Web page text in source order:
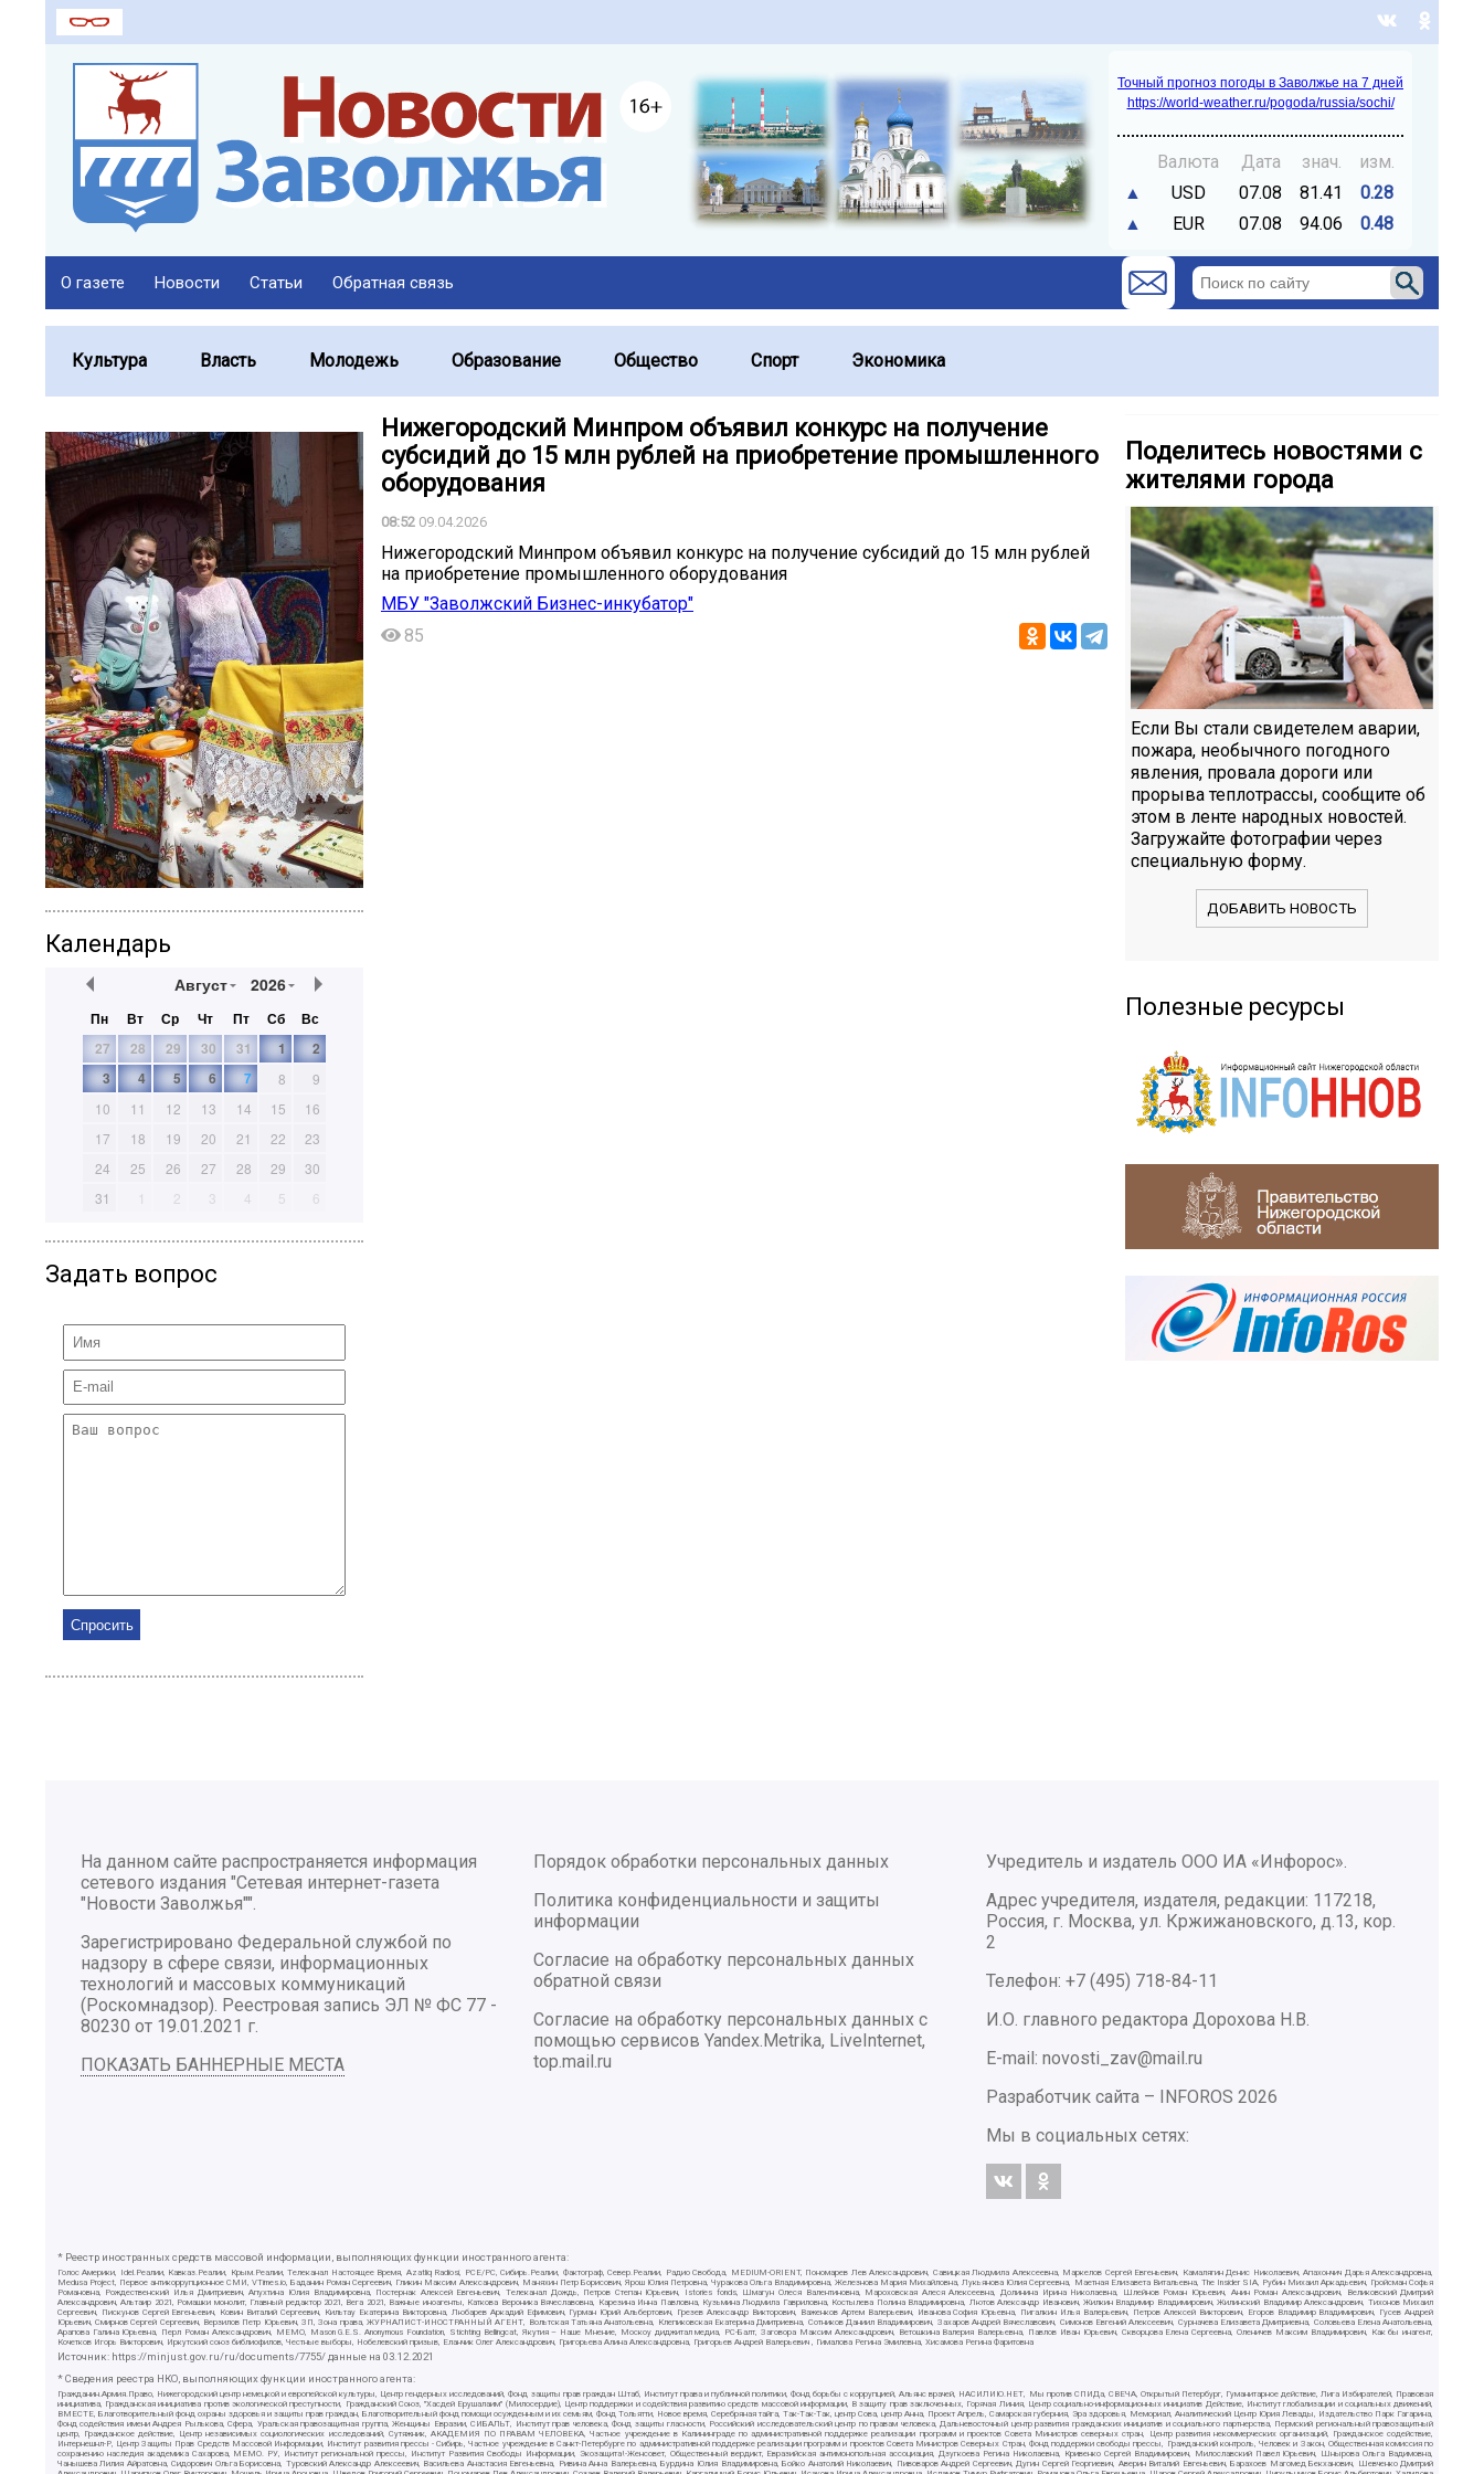
Точный прогноз погоды в Заволжье на 7 дней
https://world-weather.ru/pogoda/russia/sochi/
Валюта Дата знач.
изм.
▲
USD 07.08 81.41
0.28
▲
EUR 07.08 94.06 0.48
О газете Новости Статьи Обратная связь
Культура Власть Молодежь Образование Общество Спорт Экономика
Календарь
Август 2026
Пн Вт Ср Чт Пт Сб
Вс
27
28 29 30 31 1
2
3
4 5 6 7 8
9
10
11 12 13 14 15
16
17
18 19 20 21 22
23
24
25 26 27 28 29
30
31
1 2 3 4 5 6
Задать вопрос
Нижегородский Минпром объявил конкурс на получение
субсидий до 15 млн рублей на приобретение промышленного
оборудования
08:52 09.04.2026
Нижегородский Минпром объявил конкурс на получение субсидий до 15 млн рублей
на приобретение промышленного оборудования
МБУ "Заволжский Бизнес-инкубатор"
85
Поделитесь новостями с
жителями города
Если Вы стали свидетелем аварии,
пожара, необычного погодного
явления, провала дороги или
прорыва теплотрассы, сообщите об
этом в ленте народных новостей.
Загружайте фотографии через
специальную форму.
ДОБАВИТЬ НОВОСТЬ
Полезные ресурсы
На данном сайте распространяется информация
сетевого издания "Сетевая интернет-газета
"Новости Заволжья"".
Зарегистрировано Федеральной службой по
надзору в сфере связи, информационных
технологий и массовых коммуникаций
(Роскомнадзор). Реестровая запись ЭЛ № ФС 77 -
80230 от 19.01.2021 г.
ПОКАЗАТЬ БАННЕРНЫЕ МЕСТА
Порядок обработки персональных данных
Политика конфиденциальности и защиты
информации
Согласие на обработку персональных данных
обратной связи
Согласие на обработку персональных данных с
помощью сервисов Yandex.Metrika, LiveInternet,
top.mail.ru
Учредитель и издатель ООО ИА «Инфорос».
Адрес учредителя, издателя, редакции: 117218,
Россия, г. Москва, ул. Кржижановского, д.13, кор.
2
Телефон: +7 (495) 718-84-11
И.О. главного редактора Дорохова Н.В.
E-mail: novosti_zav@mail.ru
Разработчик сайта –
INFOROS 2026
Мы в социальных сетях:
* Реестр иностранных средств массовой информации, выполняющих функции иностранного агента:
Голос Америки, Idel.Реалии, Кавказ.Реалии, Крым.Реалии, Телеканал Настоящее Время, Azatliq Radiosi, PCE/PC, Сибирь.Реалии, Фактограф, Север.Реалии, Радио Свобода, MEDIUM-ORIENT, Пономарев Лев Александрович, Савицкая Людмила Алексеевна, Маркелов Сергей Евгеньевич, Камалягин Денис Николаевич, Апахончич Дарья Александровна,
Medusa Project, Первое антикоррупционное СМИ, VTimes.io, Баданин Роман Сергеевич, Гликин Максим Александрович, Маняхин Петр Борисович, Ярош Юлия Петровна, Чуракова Ольга Владимировна, Железнова Мария Михайловна, Лукьянова Юлия Сергеевна, Маетная Елизавета Витальевна, The Insider SIA, Рубин Михаил Аркадьевич, Гройсман Софья
Романовна, Рождественский Илья Дмитриевич, Апухтина Юлия Владимировна, Постернак Алексей Евгеньевич, Телеканал Дождь, Петров Степан Юрьевич, Istories fonds, Шмагун Олеся Валентиновна, Мароховская Алеся Алексеевна, Долинина Ирина Николаевна, Шлейнов Роман Юрьевич, Анин Роман Александрович, Великовский Дмитрий
Александрович, Альтаир 2021, Ромашки монолит, Главный редактор 2021, Вега 2021, Важные иноагенты, Каткова Вероника Вячеславовна, Карезина Инна Павловна, Кузьмина Людмила Гавриловна, Костылева Полина Владимировна, Лютов Александр Иванович, Жилкин Владимир Владимирович, Жилинский Владимир Александрович, Тихонов Михаил
Сергеевич, Пискунов Сергей Евгеньевич, Ковин Виталий Сергеевич, Кильтау Екатерина Викторовна, Любарев Аркадий Ефимович, Гурман Юрий Альбертович, Грезев Александр Викторович, Важенков Артем Валерьевич, Иванова София Юрьевна, Пигалкин Илья Валерьевич, Петров Алексей Викторович, Егоров Владимир Владимирович, Гусев Андрей
Юрьевич, Смирнов Сергей Сергеевич, Верзилов Петр Юрьевич, ЗП, Зона права, ЖУРНАЛИСТ-ИНОСТРАННЫЙ АГЕНТ, Вольтская Татьяна Анатольевна, Клепиковская Екатерина Дмитриевна, Сотников Даниил Владимирович, Захаров Андрей Вячеславович, Симонов Евгений Алексеевич, Сурначева Елизавета Дмитриевна, Соловьева Елена Анатольевна,
Арапова Галина Юрьевна, Перл Роман Александрович, МЕМО, Mason G.E.S. Anonymous Foundation, Stichting Bellingcat, Якутия – Наше Мнение, Москоу диджитал медиа, РС-Балт, Заговора Максим Александрович, Ветошкина Валерия Валерьевна, Павлов Иван Юрьевич, Скворцова Елена Сергеевна, Оленичев Максим Владимирович, Как бы инагент,
Кочетков Игорь Викторович, Иркутский союз библиофилов, Честные выборы, Нобелевский призыв, Еланчик Олег Александрович, Григорьева Алина Александровна, Григорьев Андрей Валерьевич , Гималова Регина Эмилевна, Хисамова Регина Фаритовна
Источник: https://minjust.gov.ru/ru/documents/7755/данные на 03.12.2021
* Сведения реестра НКО, выполняющих функции иностранного агента:
Гражданин.Армия.Право, Нижегородский центр немецкой и европейской культуры, Центр гендерных исследований, Фонд защиты прав граждан Штаб, Институт права и публичной политики, Фонд борьбы с коррупцией, Альянс врачей, НАСИЛИЮ.НЕТ, Мы против СПИДа, СВЕЧА, Открытый Петербург, Гуманитарное действие, Лига Избирателей, Правовая
инициатива, Гражданская инициатива против экологической преступности, Гражданский Союз, "Хасдей Ерушалаим" (Милосердие), Центр поддержки и содействия развитию средств массовой информации, В защиту прав заключенных, Горячая Линия, Центр социально-информационных инициатив Действие, Институт глобализации и социальных движений,
ВМЕСТЕ, Благотворительный фонд охраны здоровья и защиты прав граждан, Благотворительный фонд помощи осужденным и их семьям, Фонд Тольятти, Новое время, Серебряная тайга, Так-Так-Так, центр Сова, центр Анна, Проект Апрель, Самарская губерния, Эра здоровья, Мемориал, Аналитический Центр Юрия Левады, Издательство Парк Гагарина,
Фонд содействия имени Андрея Рылькова, Сфера, Уральская правозащитная группа, Женщины Евразии, СИБАЛЬТ, Институт прав человека, Фонд защиты гласности, Российский исследовательский центр по правам человека, Дальневосточный центр развития гражданских инициатив и социального партнерства, Пермский региональный правозащитный
центр, Гражданское действие, Центр независимых социологических исследований, Сутяжник, АКАДЕМИЯ ПО ПРАВАМ ЧЕЛОВЕКА, Частное учреждение в Калининграде по административной поддержке реализации программ и проектов Совета Министров северных стран, Центр развития некоммерческих организаций, Гражданское содействие,
Интернешнл-Р, Центр Защиты Прав Средств Массовой Информации, Институт развития прессы - Сибирь, Частное учреждение в Санкт-Петербурге по административной поддержке реализации программ и проектов Совета Министров Северных Стран, Фонд поддержки свободы прессы, Гражданский контроль, Человек и Закон, Общественная комиссия по
сохранению наследия академика Сахарова, МЕМО. РУ, Институт региональной прессы, Институт Развития Свободы Информации, Экозащита!-Женсовет, Общественный вердикт, Евразийская антимонопольная ассоциация, Дзугкоева Регина Николаевна, Кривенко Сергей Владимирович, Милославский Павел Юрьевич, Шнырова Ольга Вадимовна,
Чанышева Лилия Айратовна, Сидорович Ольга Борисовна, Туровский Александр Алексеевич, Васильева Анастасия Евгеньевна, Ривина Анна Валерьевна, Бурдина Юлия Владимировна, Бойко Анатолий Николаевич, Пивоваров Андрей Сергеевич, Дугин Сергей Георгиевич, Аверин Виталий Евгеньевич, Барахоев Магомед Бекханович, Шевченко Дмитрий